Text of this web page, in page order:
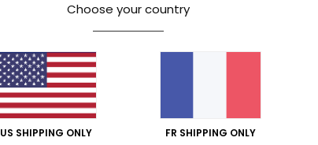
Choose your country
US SHIPPING ONLY FR SHIPPING ONLY